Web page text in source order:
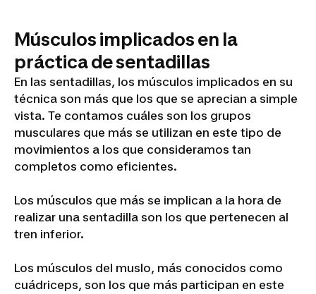
Músculos implicados en la
práctica de sentadillas
En las sentadillas, los músculos implicados en su
técnica son más que los que se aprecian a simple
vista. Te contamos cuáles son los grupos
musculares que más se utilizan en este tipo de
movimientos a los que consideramos tan
completos como eficientes.
Los músculos que más se implican a la hora de
realizar una sentadilla son los que pertenecen al
tren inferior.
Los músculos del muslo, más conocidos como
cuádriceps, son los que más participan en este